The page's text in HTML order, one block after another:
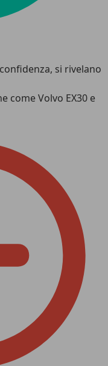
si rivelano
come Volvo EX30 e